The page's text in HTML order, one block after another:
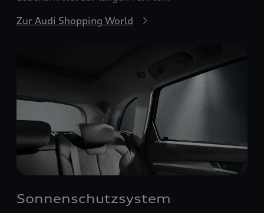
Zur Audi Shopping World
Sonnenschutzsystem